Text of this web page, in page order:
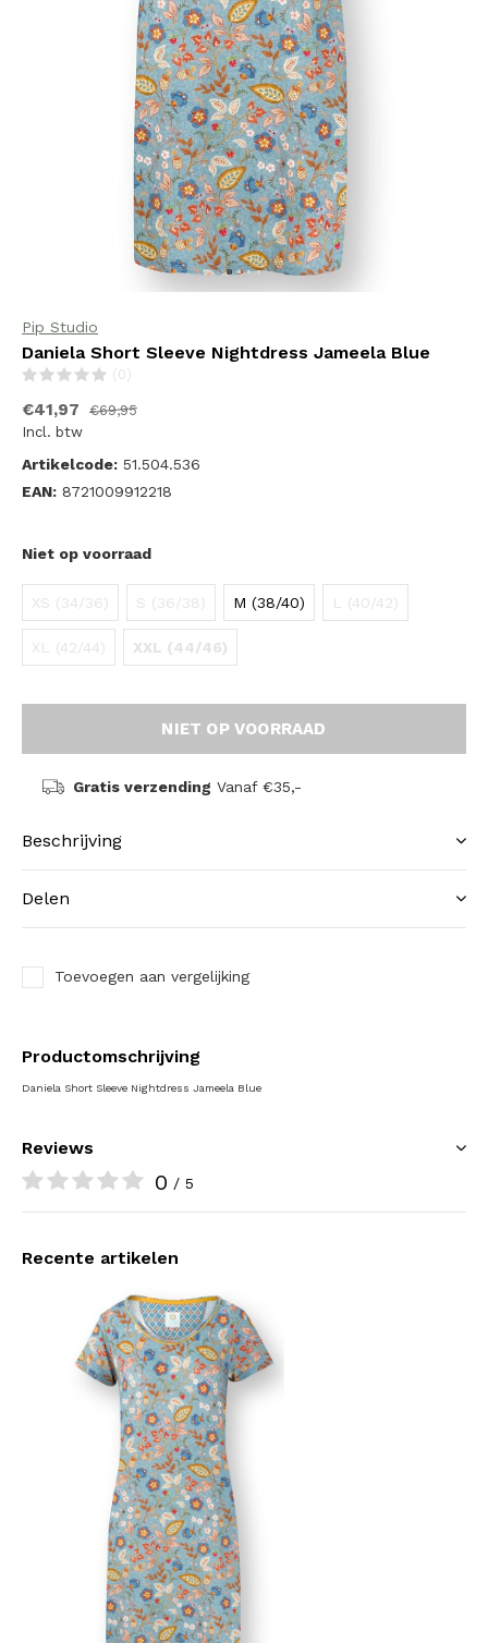
Pip Studio
Daniela Short Sleeve Nightdress Jameela Blue
(0)
€41,97
€69,95
Incl. btw
Artikelcode: 51.504.536
EAN: 8721009912218
Niet op voorraad
XS (34/36) S (36/38) M (38/40) L (40/42)
XL (42/44) XXL (44/46)
NIET OP VOORRAAD
Gratis verzending Vanaf €35,-
Beschrijving
Delen
Toevoegen aan vergelijking
Productomschrijving
Daniela Short Sleeve Nightdress Jameela Blue
Reviews
0 / 5
Recente artikelen